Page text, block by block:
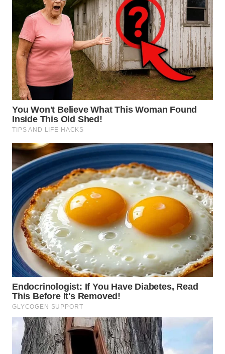
TEBING
TINGGI
WN
PAKPAK
WN
KARAWANG
WN
BEKASI
BOGOR
WN
DEPOK
WN
TAPANULI
UTARA
WN
SAMOSIR
PADANG
LAWAS